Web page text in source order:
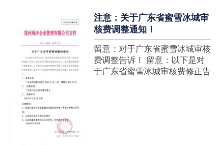
注意：关于广东省蜜雪冰城审
核费调整通知！
留意：对于广东省蜜雪冰城审核
费调整告诉！ 留意：以下是对
于广东省蜜雪冰城审核费修正告